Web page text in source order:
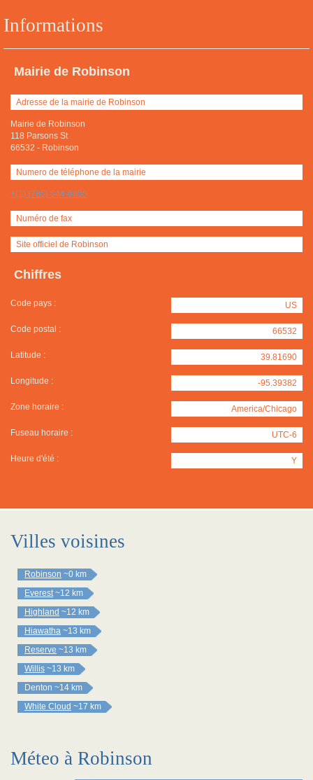
Informations
Mairie de Robinson
Adresse de la mairie de Robinson
Mairie de Robinson
118 Parsons St
66532 - Robinson
Numero de téléphone de la mairie
+(1) (785) 544-6850
Numéro de fax
Site officiel de Robinson
Chiffres
Code pays : US
Code postal : 66532
Latitude : 39.81690
Longitude : -95.39382
Zone horaire : America/Chicago
Fuseau horaire : UTC-6
Heure d'été : Y
Villes voisines
Robinson ~0 km
Everest ~12 km
Highland ~12 km
Hiawatha ~13 km
Reserve ~13 km
Willis ~13 km
Denton ~14 km
White Cloud ~17 km
Méteo à Robinson